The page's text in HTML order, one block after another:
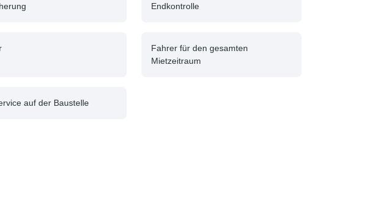
Endkontrolle
Fahrer für den gesamten
Mietzeitraum
auf der Baustelle